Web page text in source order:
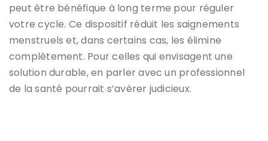
peut être bénéfique à long terme pour réguler
votre cycle. Ce dispositif réduit les saignements
menstruels et, dans certains cas, les élimine
complètement. Pour celles qui envisagent une
solution durable, en parler avec un professionnel
de la santé pourrait s’avérer judicieux.